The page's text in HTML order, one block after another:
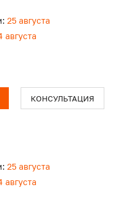
25 августа
августа
КОНСУЛЬТАЦИЯ
25 августа
августа